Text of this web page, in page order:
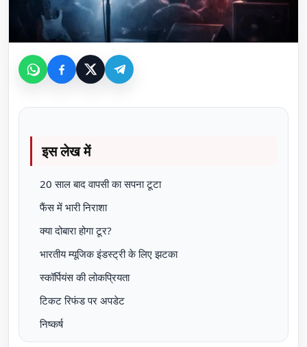
इस लेख में
20 साल बाद वापसी का सपना टूटा
फैंस में भारी निराशा
क्या दोबारा होगा टूर?
भारतीय म्यूजिक इंडस्ट्री के लिए झटका
स्कॉर्पियंस की लोकप्रियता
टिकट रिफंड पर अपडेट
निष्कर्ष